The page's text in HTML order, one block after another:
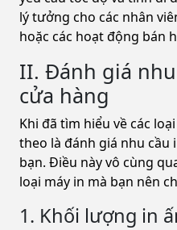
lý tưởng cho các nhân
hoặc các hoạt động bán
II. Đánh giá
cửa hàng
Khi đã tìm hiểu về các
theo là đánh giá nhu cầu
bạn. Điều này vô cùng
loại máy in mà bạn nên
1. Khối lượng in